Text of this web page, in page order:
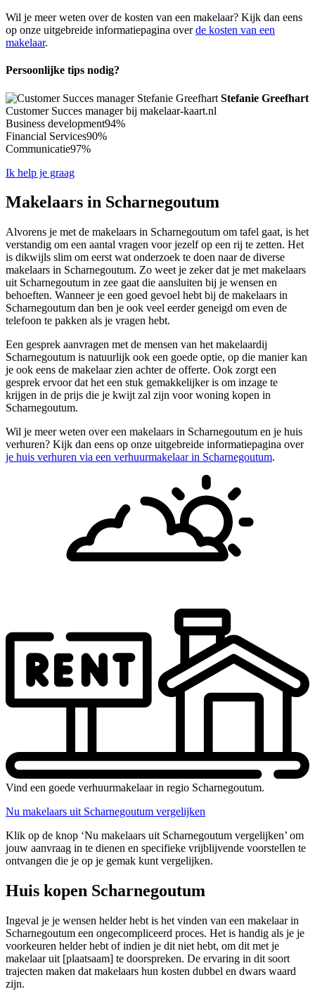
Wil je meer weten over de kosten van een makelaar? Kijk dan eens
op onze uitgebreide informatiepagina overde kosten van een
makelaar.
Persoonlijke tips nodig?
Stefanie Greefhart
Customer Succes manager bij makelaar-kaart.nl
Business development94%
Financial Services90%
Communicatie97%
Ik help je graag
Makelaars in Scharnegoutum
Alvorens je met de makelaars in Scharnegoutum om tafel gaat, is het
verstandig om een aantal vragen voor jezelf op een rij te zetten. Het
is dikwijls slim om eerst wat onderzoek te doen naar de diverse
makelaars in Scharnegoutum. Zo weet je zeker dat je met makelaars
uit Scharnegoutum in zee gaat die aansluiten bij je wensen en
behoeften. Wanneer je een goed gevoel hebt bij de makelaars in
Scharnegoutum dan ben je ook veel eerder geneigd om even de
telefoon te pakken als je vragen hebt.
Een gesprek aanvragen met de mensen van het makelaardij
Scharnegoutum is natuurlijk ook een goede optie, op die manier kan
je ook eens de makelaar zien achter de offerte. Ook zorgt een
gesprek ervoor dat het een stuk gemakkelijker is om inzage te
krijgen in de prijs die je kwijt zal zijn voor woning kopen in
Scharnegoutum.
Wil je meer weten over een makelaars in Scharnegoutum en je huis
verhuren? Kijk dan eens op onze uitgebreide informatiepagina over
je huis verhuren via een verhuurmakelaar in Scharnegoutum.
Vind een goede verhuurmakelaar in regio Scharnegoutum.
Nu makelaars uit Scharnegoutum vergelijken
Klik op de knop ‘Nu makelaars uit Scharnegoutum vergelijken’ om
jouw aanvraag in te dienen en specifieke vrijblijvende voorstellen te
ontvangen die je op je gemak kunt vergelijken.
Huis kopen Scharnegoutum
Ingeval je je wensen helder hebt is het vinden van een makelaar in
Scharnegoutum een ongecompliceerd proces. Het is handig als je je
voorkeuren helder hebt of indien je dit niet hebt, om dit met je
makelaar uit [plaatsaam] te doorspreken. De ervaring in dit soort
trajecten maken dat makelaars hun kosten dubbel en dwars waard
zijn.